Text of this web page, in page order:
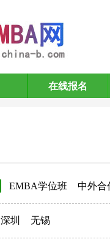
在线报名
EMBA学位班 中外合
深圳 无锡